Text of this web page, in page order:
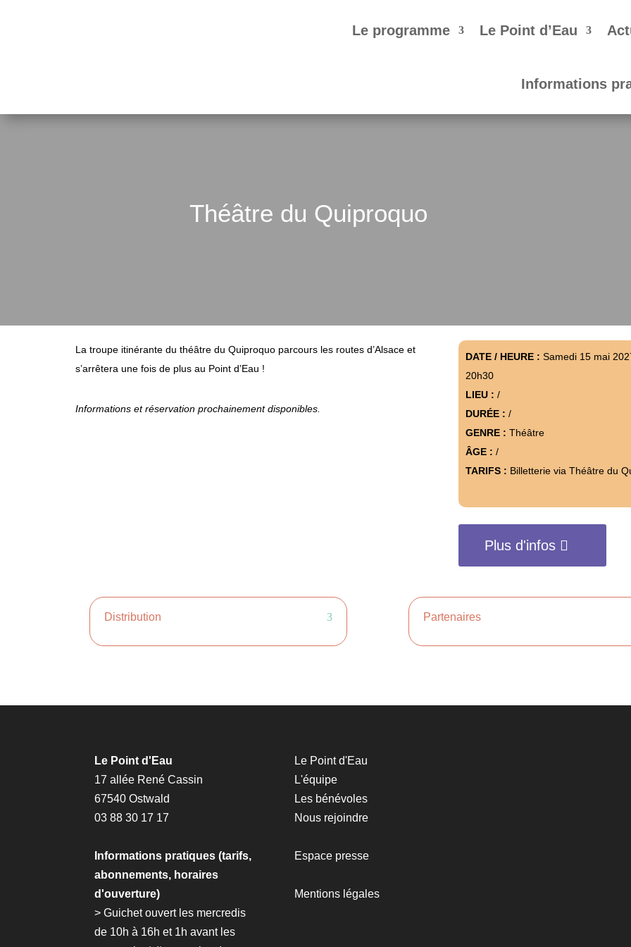
Le programme Le Point d’Eau
Informations
Théâtre du Quiproquo
La troupe itinérante du théâtre du Quiproquo parcours les routes d’Alsace et
s’arrêtera une fois de plus au Point d’Eau !
Informations et réservation prochainement disponibles.
DATE / HEURE : Samedi 15 mai
20h30
LIEU : /
DURÉE : /
GENRE : Théâtre
ÂGE : /
TARIFS : Billetterie via Théâtre du
Plus d'infos
Distribution Partenaires
Le Point d'Eau
17 allée René Cassin
67540 Ostwald
03 88 30 17 17
Informations pratiques (tarifs,
abonnements, horaires
d'ouverture)
> Guichet ouvert les mercredis
de 10h à 16h et 1h avant les
Le Point d'Eau
L'équipe
Les bénévoles
Nous rejoindre
Espace presse
Mentions légales